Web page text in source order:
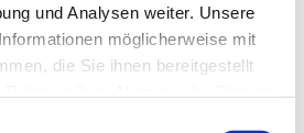
und Analysen weiter. Unsere
möglicherweise mit
die Sie ihnen bereitgestellt